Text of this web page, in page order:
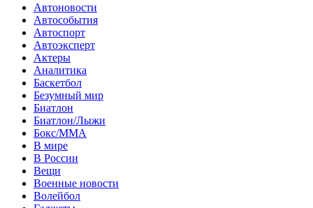
Автоновости
Автособытия
Автоспорт
Автоэксперт
Актеры
Аналитика
Баскетбол
Безумный мир
Биатлон
Биатлон/Лыжи
Бокс/MMA
В мире
В России
Вещи
Военные новости
Волейбол